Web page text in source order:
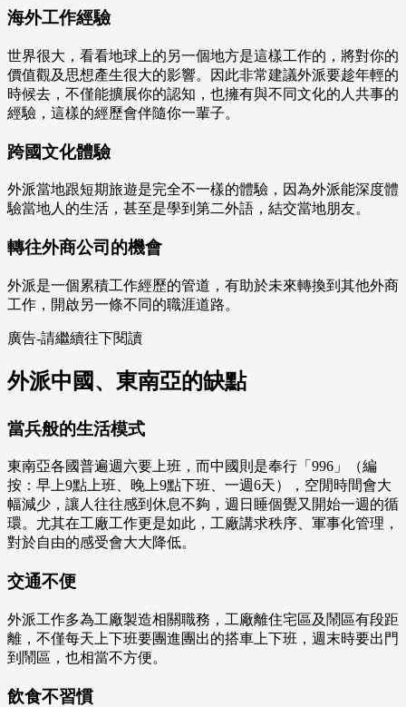
海外工作經驗
世界很大，看看地球上的另一個地方是這樣工作的，將對你的
價值觀及思想產生很大的影響。因此非常建議外派要趁年輕的
時候去，不僅能擴展你的認知，也擁有與不同文化的人共事的
經驗，這樣的經歷會伴隨你一輩子。
跨國文化體驗
外派當地跟短期旅遊是完全不一樣的體驗，因為外派能深度體
驗當地人的生活，甚至是學到第二外語，結交當地朋友。
轉往外商公司的機會
外派是一個累積工作經歷的管道，有助於未來轉換到其他外商
工作，開啟另一條不同的職涯道路。
廣告-請繼續往下閱讀
外派中國、東南亞的缺點
當兵般的生活模式
東南亞各國普遍週六要上班，而中國則是奉行「996」（編
按：早上9點上班、晚上9點下班、一週6天），空閒時間會大
幅減少，讓人往往感到休息不夠，週日睡個覺又開始一週的循
環。尤其在工廠工作更是如此，工廠講求秩序、軍事化管理，
對於自由的感受會大大降低。
交通不便
外派工作多為工廠製造相關職務，工廠離住宅區及鬧區有段距
離，不僅每天上下班要團進團出的搭車上下班，週末時要出門
到鬧區，也相當不方便。
飲食不習慣